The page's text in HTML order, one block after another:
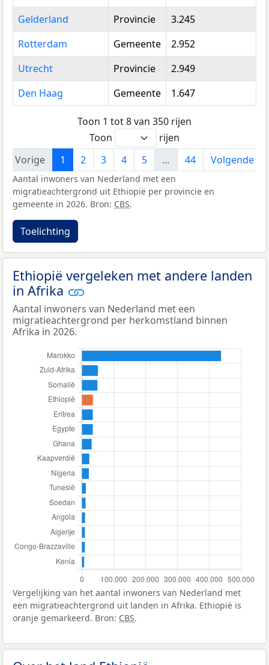
Gelderland
Provincie
3.245
Rotterdam
Gemeente
2.952
Utrecht
Provincie
2.949
Den Haag
Gemeente 1.647
Toon 1 tot 8 van 350 rijen
Toon
rijen
Vorige
1 2 3 4 5 … 44 Volgende
Aantal inwoners van Nederland met een
migratieachtergrond uit Ethiopië per provincie en
gemeente in 2026. Bron: CBS.
Toelichting
Ethiopië vergeleken met andere landen
in Afrika
Aantal inwoners van Nederland met een
migratieachtergrond per herkomstland binnen
Afrika in 2026.
Vergelijking van het aantal inwoners van Nederland met
een migratieachtergrond uit landen in Afrika. Ethiopië is
oranje gemarkeerd. Bron: CBS.